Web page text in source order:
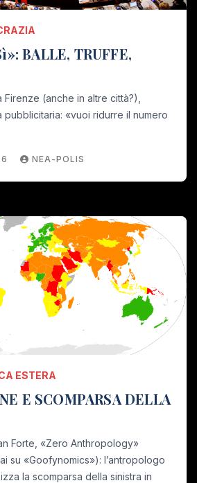
BALLE, TRUFFE,
(anche in altre città?),
pubblicitaria: «vuoi ridurre il numero
NEA-POLIS
ESTERA
E SCOMPARSA DELLA
Forte, «Zero Anthropology»
su «Goofynomics»): l’antropologo
la scomparsa della sinistra in